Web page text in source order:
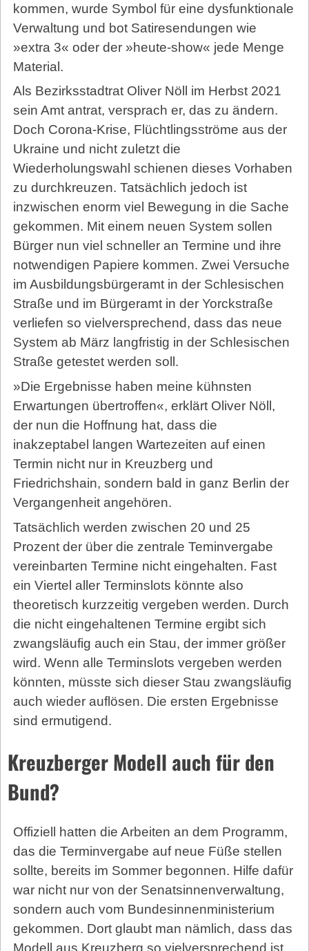
kommen, wurde Symbol für eine dysfunktionale
Verwaltung und bot Satiresendungen wie
»extra 3« oder der »heute-show« jede Menge
Material.
Als Bezirksstadtrat Oliver Nöll im Herbst 2021
sein Amt antrat, versprach er, das zu ändern.
Doch Corona-Krise, Flüchtlingsströme aus der
Ukraine und nicht zuletzt die
Wiederholungswahl schienen dieses Vorhaben
zu durchkreuzen. Tatsächlich jedoch ist
inzwischen enorm viel Bewegung in die Sache
gekommen. Mit einem neuen System sollen
Bürger nun viel schneller an Termine und ihre
notwendigen Papiere kommen. Zwei Versuche
im Ausbildungsbürgeramt in der Schlesischen
Straße und im Bürgeramt in der Yorckstraße
verliefen so vielversprechend, dass das neue
System ab März langfristig in der Schlesischen
Straße getestet werden soll.
»Die Ergebnisse haben meine kühnsten
Erwartungen übertroffen«, erklärt Oliver Nöll,
der nun die Hoffnung hat, dass die
inakzeptabel langen Wartezeiten auf einen
Termin nicht nur in Kreuzberg und
Friedrichshain, sondern bald in ganz Berlin der
Vergangenheit angehören.
Tatsächlich werden zwischen 20 und 25
Prozent der über die zentrale Teminvergabe
vereinbarten Termine nicht eingehalten. Fast
ein Viertel aller Terminslots könnte also
theoretisch kurzzeitig vergeben werden. Durch
die nicht eingehaltenen Termine ergibt sich
zwangsläufig auch ein Stau, der immer größer
wird. Wenn alle Terminslots vergeben werden
könnten, müsste sich dieser Stau zwangsläufig
auch wieder auflösen. Die ersten Ergebnisse
sind ermutigend.
Kreuzberger Modell auch für den
Bund?
Offiziell hatten die Arbeiten an dem Programm,
das die Terminvergabe auf neue Füße stellen
sollte, bereits im Sommer begonnen. Hilfe dafür
war nicht nur von der Senatsinnenverwaltung,
sondern auch vom Bundesinnenministerium
gekommen. Dort glaubt man nämlich, dass das